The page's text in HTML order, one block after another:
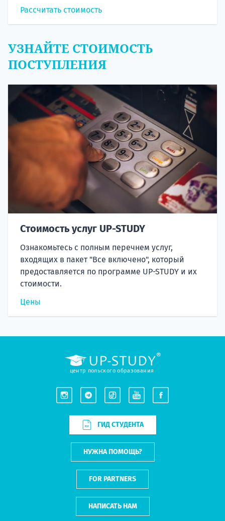
Рассчитать стоимость
УЗНАЙТЕ СТОИМОСТЬ
ПОСТУПЛЕНИЯ
Стоимость услуг UP-STUDY
Ознакомьтесь с полным перечнем услуг,
входящих в пакет "Все включено", который
предоставляется по программе UP-STUDY и их
стоимости.
Цены
центр польского образования
ГИД СТУДЕНТА
НУЖНА ПОМОЩЬ?
FOR PARTNERS
НАПИСАТЬ НАМ